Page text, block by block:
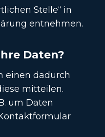
Stelle“ in
entnehmen.
Daten?
einen dadurch
mitteilen.
um Daten